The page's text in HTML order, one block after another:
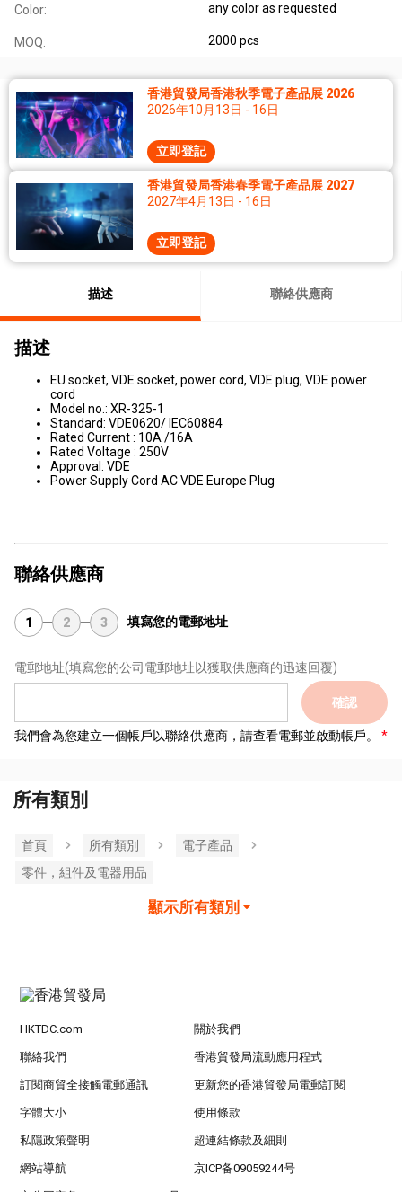
Color: any color as requested
MOQ: 2000 pcs
香港貿發局香港秋季電子產品展 2026
2026年10月13日 - 16日
立即登記
香港貿發局香港春季電子產品展 2027
2027年4月13日 - 16日
立即登記
描述 聯絡供應商
描述
EU socket, VDE socket, power cord, VDE plug, VDE power
cord
Model no.: XR-325-1
Standard: VDE0620/ IEC60884
Rated Current : 10A /16A
Rated Voltage : 250V
Approval: VDE
Power Supply Cord AC VDE Europe Plug
聯絡供應商
1 2 3 填寫您的電郵地址
電郵地址(填寫您的公司電郵地址以獲取供應商的迅速回覆)
確認
我們會為您建立一個帳戶以聯絡供應商，請查看電郵並啟動帳戶。
所有類別
首頁 所有類別
電子產品
零件，組件及電器用品
顯示所有類別
HKTDC.com 關於我們
聯絡我們 香港貿發局流動應用程式
訂閱商貿全接觸電郵通訊 更新您的香港貿發局電郵訂閱
字體大小 使用條款
私隱政策聲明 超連結條款及細則
網站導航 京ICP备09059244号